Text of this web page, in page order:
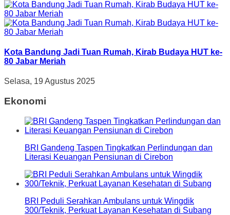
Kota Bandung Jadi Tuan Rumah, Kirab Budaya HUT ke-
80 Jabar Meriah
Selasa, 19 Agustus 2025
Ekonomi
BRI Gandeng Taspen Tingkatkan Perlindungan dan
Literasi Keuangan Pensiunan di Cirebon
BRI Peduli Serahkan Ambulans untuk Wingdik
300/Teknik, Perkuat Layanan Kesehatan di Subang